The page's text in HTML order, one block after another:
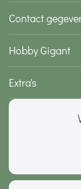
Contact
Hobby Gigant
Extra's